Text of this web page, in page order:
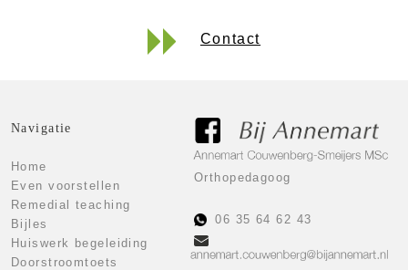
Contact
Navigatie
Home
Even voorstellen
Remedial teaching
Bijles
Huiswerk begeleiding
Doorstroomtoets
Orthopedagoog
06 35 64 62 43